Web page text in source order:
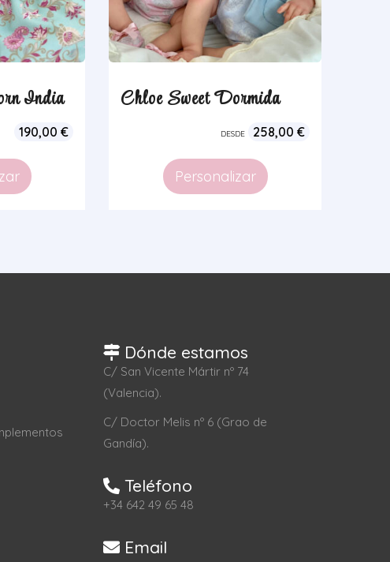
India
190,00 €
Chloe Sweet Dormida
DESDE 258,00 €
Personalizar
Dónde estamos
C/ San Vicente Mártir nº 74
(Valencia).
C/ Doctor Melis nº 6 (Grao de
Gandía).
Teléfono
+34 642 49 65 48
Email